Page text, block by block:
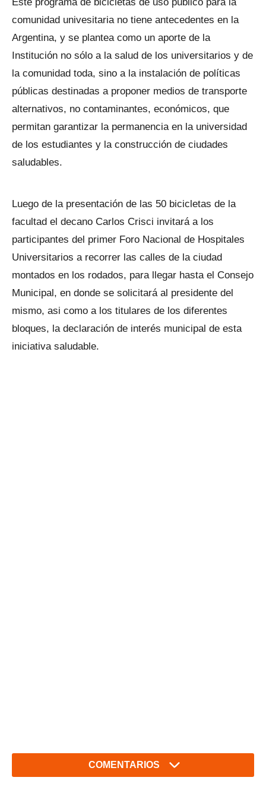
comunidad univesitaria no tiene antecedentes en la
Argentina, y se plantea como un aporte de la
Institución no sólo a la salud de los universitarios y de
la comunidad toda, sino a la instalación de políticas
públicas destinadas a proponer medios de transporte
alternativos, no contaminantes, económicos, que
permitan garantizar la permanencia en la universidad
de los estudiantes y la construcción de ciudades
saludables.
Luego de la presentación de las 50 bicicletas de la
facultad el decano Carlos Crisci invitará a los
participantes del primer Foro Nacional de Hospitales
Universitarios a recorrer las calles de la ciudad
montados en los rodados, para llegar hasta el Consejo
Municipal, en donde se solicitará al presidente del
mismo, asi como a los titulares de los diferentes
bloques, la declaración de interés municipal de esta
iniciativa saludable.
COMENTARIOS